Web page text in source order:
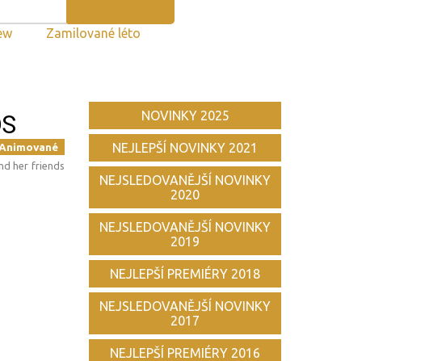
Zamilované léto
her friends
NOVINKY 2025
NEJLEPŠÍ NOVINKY 2021
NEJSLEDOVANĚJŠÍ NOVINKY
2020
NEJSLEDOVANĚJŠÍ NOVINKY
2019
NEJLEPŠÍ PREMIÉRY 2018
NEJSLEDOVANĚJŠÍ NOVINKY
2017
NEJLEPŠÍ PREMIÉRY 2016